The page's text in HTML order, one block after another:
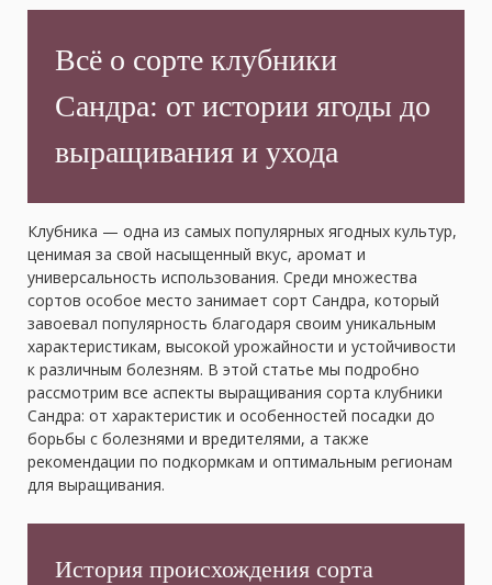
Всё о сорте клубники
Сандра: от истории ягоды до
выращивания и ухода
Клубника — одна из самых популярных ягодных культур,
ценимая за свой насыщенный вкус, аромат и
универсальность использования. Среди множества
сортов особое место занимает сорт Сандра, который
завоевал популярность благодаря своим уникальным
характеристикам, высокой урожайности и устойчивости
к различным болезням. В этой статье мы подробно
рассмотрим все аспекты выращивания сорта клубники
Сандра: от характеристик и особенностей посадки до
борьбы с болезнями и вредителями, а также
рекомендации по подкормкам и оптимальным регионам
для выращивания.
История происхождения сорта